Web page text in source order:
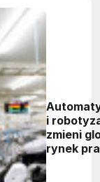
i
zmieni
rynek